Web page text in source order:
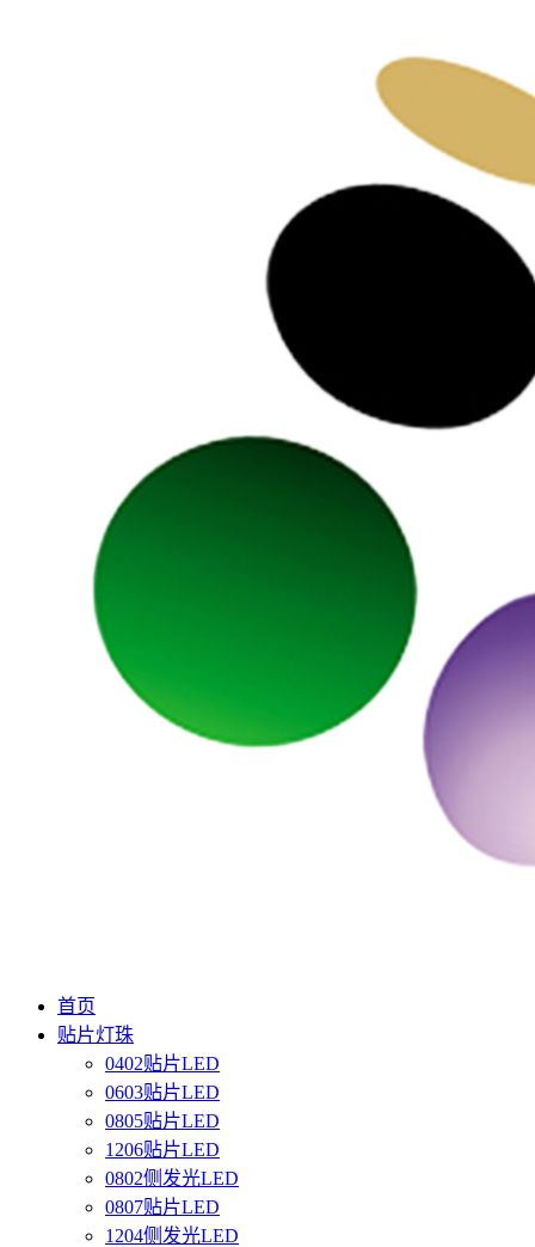
首页
贴片灯珠
0402贴片LED
0603贴片LED
0805贴片LED
1206贴片LED
0802侧发光LED
0807贴片LED
1204侧发光LED